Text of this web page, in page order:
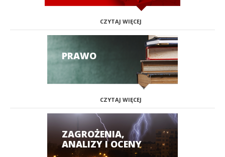
CZYTAJ WIĘCEJ
PRAWO
CZYTAJ WIĘCEJ
ZAGROŻENIA,
ANALIZY I OCENY